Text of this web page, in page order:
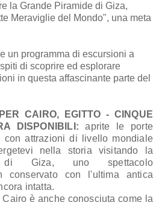
la Grande Piramide di Giza,
Meraviglie del Mondo", una meta
un programma di escursioni a
di scoprire ed esplorare
in questa affascinante parte del
CAIRO, EGITTO - CINQUE
DISPONIBILI: aprite le porte
con attrazioni di livello mondiale
nella storia visitando la
di Giza, uno spettacolo
conservato con l'ultima antica
intatta.
è anche conosciuta come la